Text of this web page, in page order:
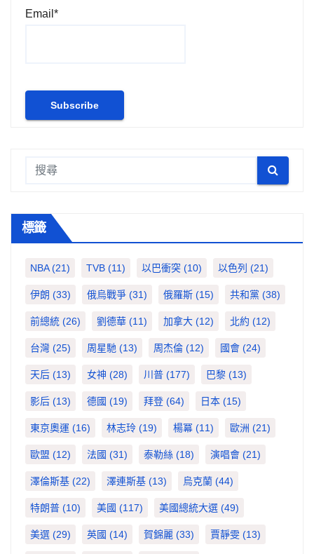
Email*
標籤
NBA(21) TVB (11) 以巴衝突 (10) 以色列 (21)
伊朗 (33) 俄烏戰爭 (31) 俄羅斯 (15) 共和黨 (38)
前總統 (26) 劉德華 (11) 加拿大 (12) 北約 (12)
台灣 (25) 周星馳 (13) 周杰倫 (12) 國會 (24)
天后 (13) 女神 (28) 川普 (177) 巴黎 (13)
影后 (13) 德國 (19) 拜登 (64) 日本 (15)
東京奧運 (16) 林志玲 (19) 楊冪 (11) 歐洲 (21)
歐盟 (12) 法國 (31) 泰勒絲 (18) 演唱會 (21)
澤倫斯基 (22) 澤連斯基 (13) 烏克蘭 (44)
特朗普 (10) 美國 (117) 美國總統大選 (49)
美選 (29) 英國 (14) 賀錦麗 (33) 賈靜雯 (13)